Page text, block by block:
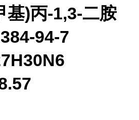
基)丙-1,3-二胺
94-7